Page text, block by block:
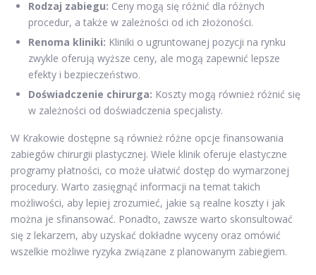
Rodzaj zabiegu: Ceny mogą się różnić dla różnych
procedur, a także w zależności od ich złożoności.
Renoma kliniki: Kliniki o ugruntowanej pozycji na rynku
zwykle oferują wyższe ceny, ale mogą zapewnić lepsze
efekty i bezpieczeństwo.
Doświadczenie chirurga: Koszty mogą również różnić się
w zależności od doświadczenia specjalisty.
W Krakowie dostępne są również różne opcje finansowania
zabiegów chirurgii plastycznej. Wiele klinik oferuje elastyczne
programy płatności, co może ułatwić dostęp do wymarzonej
procedury. Warto zasięgnąć informacji na temat takich
możliwości, aby lepiej zrozumieć, jakie są realne koszty i jak
można je sfinansować. Ponadto, zawsze warto skonsultować
się z lekarzem, aby uzyskać dokładne wyceny oraz omówić
wszelkie możliwe ryzyka związane z planowanym zabiegiem.